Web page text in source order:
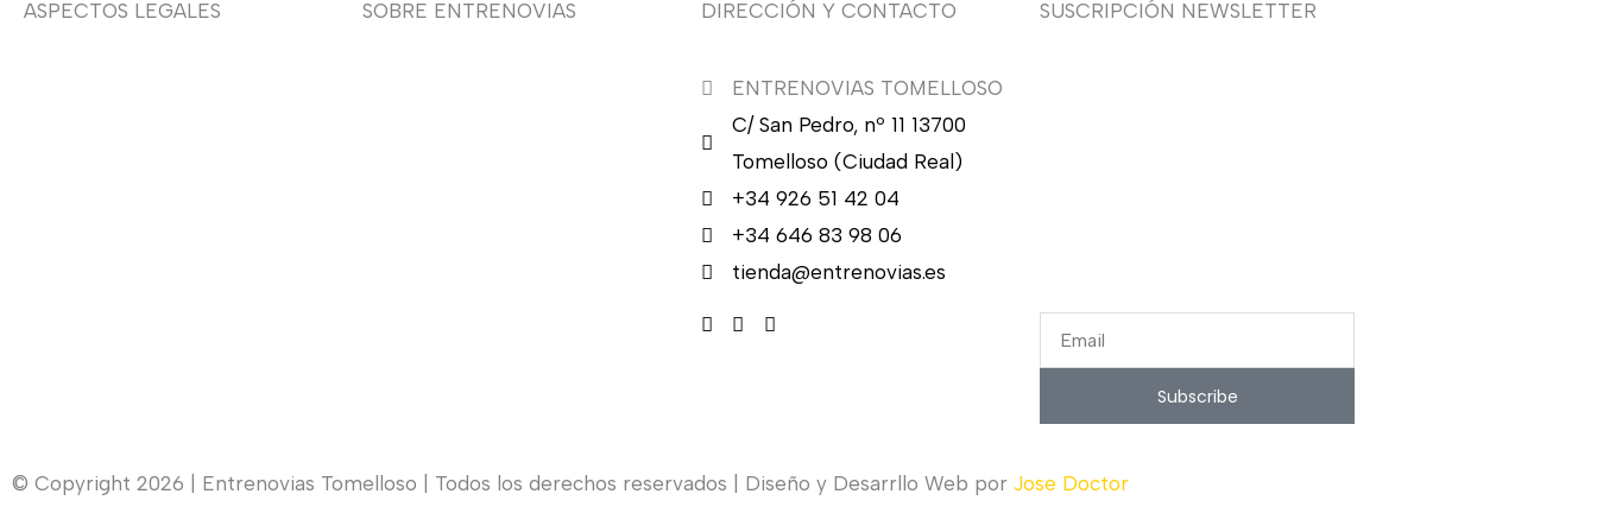
ASPECTOS LEGALES SOBRE ENTRENOVIAS DIRECCIÓN Y CONTACTO
ENTRENOVIAS TOMELLOSO
C/ San Pedro, nº 11 13700
Tomelloso (Ciudad Real)
+34 926 51 42 04
+34 646 83 98 06
tienda@entrenovias.es
SUSCRIPCIÓN NEWSLETTER
Email
Subscribe
© Copyright 2026 | Entrenovias Tomelloso | Todos los derechos reservados | Diseño y Desarrllo Web por Jose Doctor